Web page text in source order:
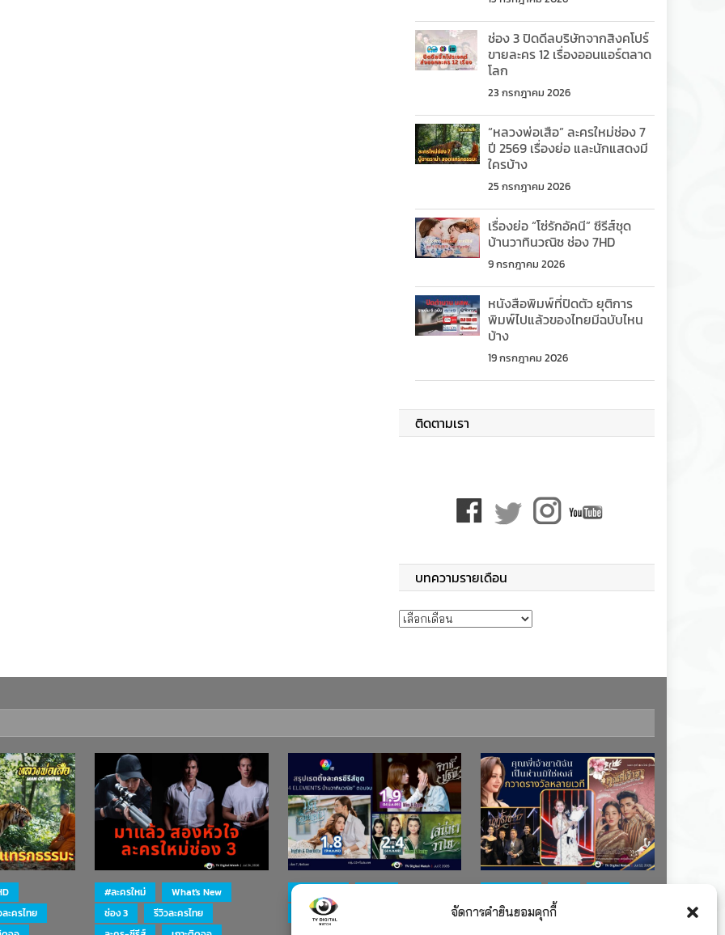
จัดการคำยินยอมคุกกี้
ช่อง 3 ปิดดีลบริษัทจากสิงคโปร์
ขายละคร 12 เรื่องออนแอร์ตลาด
โลก
23 กรกฎาคม 2026
“หลวงพ่อเสือ” ละครใหม่ช่อง 7
ปี 2569 เรื่องย่อ และนักแสดงมี
ใครบ้าง
25 กรกฎาคม 2026
เรื่องย่อ “โซ่รักอัคนี” ซีรีส์ชุด
บ้านวาทินวณิช ช่อง 7HD
9 กรกฎาคม 2026
หนังสือพิมพ์ที่ปิดตัว ยุติการ
พิมพ์ไปแล้วของไทยมีฉบับไหน
บ้าง
19 กรกฎาคม 2026
ติดตามเรา
บทความรายเดือน
บทความรายเดือน
ะครไทย
#ละครใหม่
What's New
ช่อง 3
รีวิวละครไทย
ละคร-ซีรีส์
รางวัล
ละคร-ซีรีส์